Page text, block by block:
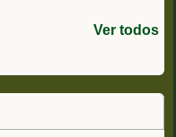
Ver todos